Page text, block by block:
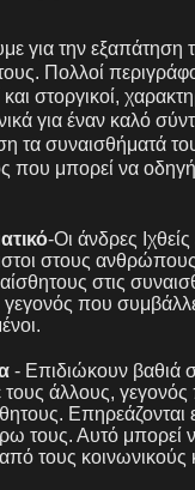
για την εξαπάτηση
Πολλοί
και στοργικοί,
για έναν καλό
τα συναισθήματά
που μπορεί να
-Οι άνδρες
στους
στις
που
- Επιδιώκουν βαθιά
άλλους, γεγονός
Επηρεάζονται
τους. Αυτό μπορεί
τους κοινωνικούς